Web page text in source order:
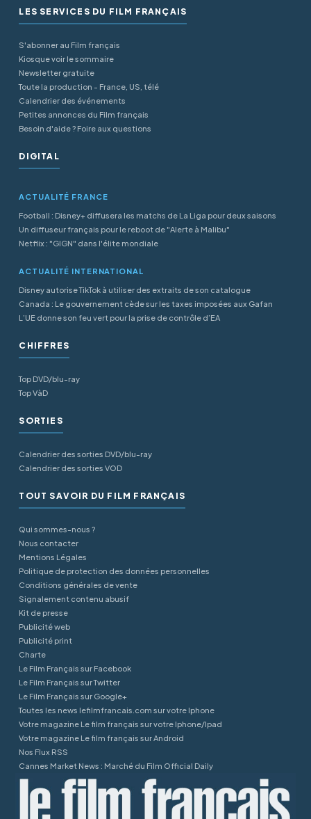
LES SERVICES DU FILM FRANÇAIS
S'abonner au Film français
Kiosque voir le sommaire
Newsletter gratuite
Toute la production - France, US, télé
Calendrier des événements
Petites annonces du Film français
Besoin d'aide ? Foire aux questions
DIGITAL
ACTUALITÉ FRANCE
Football : Disney+ diffusera les matchs de La Liga pour deux saisons
Un diffuseur français pour le reboot de "Alerte à Malibu"
Netflix : "GIGN" dans l'élite mondiale
ACTUALITÉ INTERNATIONAL
Disney autorise TikTok à utiliser des extraits de son catalogue
Canada : Le gouvernement cède sur les taxes imposées aux Gafan
L’UE donne son feu vert pour la prise de contrôle d’EA
CHIFFRES
Top DVD/blu-ray
Top VàD
SORTIES
Calendrier des sorties DVD/blu-ray
Calendrier des sorties VOD
TOUT SAVOIR DU FILM FRANÇAIS
Qui sommes-nous ?
Nous contacter
Mentions Légales
Politique de protection des données personnelles
Conditions générales de vente
Signalement contenu abusif
Kit de presse
Publicité web
Publicité print
Charte
Le Film Français sur Facebook
Le Film Français sur Twitter
Le Film Français sur Google+
Toutes les news lefilmfrancais.com sur votre Iphone
Votre magazine Le film français sur votre Iphone/Ipad
Votre magazine Le film français sur Android
Nos Flux RSS
Cannes Market News : Marché du Film Official Daily